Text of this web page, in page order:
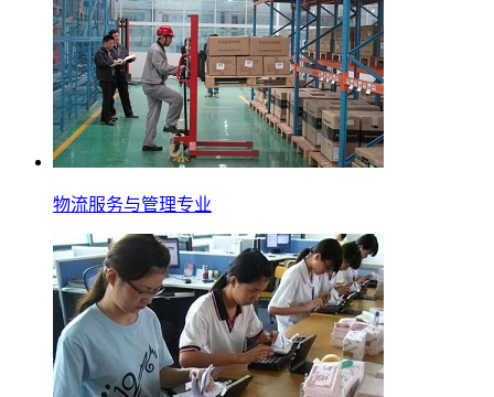
物流服务与管理专业